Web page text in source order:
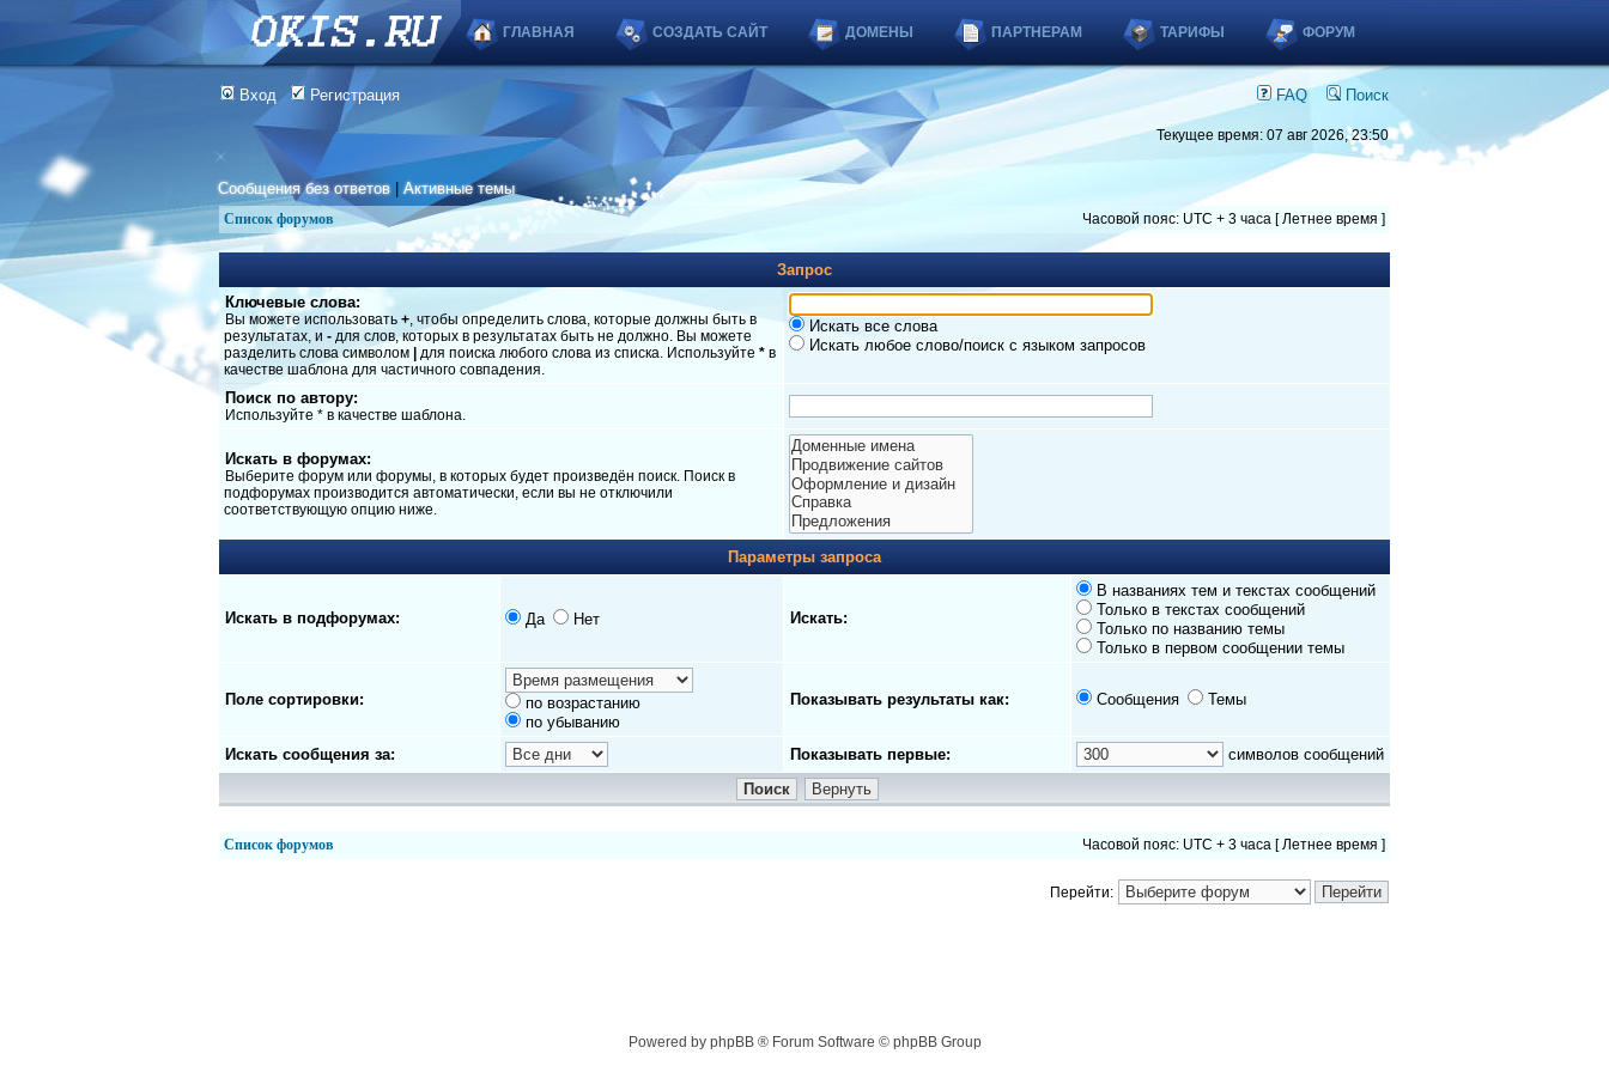
ГЛАВНАЯ СОЗДАТЬ САЙТ ДОМЕНЫ ПАРТНЕРАМ ТАРИФЫ ФОРУМ
Вход Регистрация FAQ Поиск
Текущее время: 07 авг 2026, 23:50
Сообщения без ответов |Активные темы
Список форумов Часовой пояс: UTC + 3 часа [ Летнее время ]
Запрос
Ключевые слова:
Вы можете использовать +, чтобы определить слова, которые должны быть в
результатах, и - для слов, которых в результатах быть не должно. Вы можете
разделить слова символом
для поиска любого слова из списка. Используйте * в
качестве шаблона для частичного совпадения.
Искать все слова
Искать любое слово/поиск с языком запросов
Поиск по автору:
Используйте * в качестве шаблона.
Искать в форумах:
Выберите форум или форумы, в которых будет произведён поиск. Поиск в
подфорумах производится автоматически, если вы не отключили
соответствующую опцию ниже.
Параметры запроса
Искать в подфорумах: Да Нет Искать:
В названиях тем и текстах сообщений
Только в текстах сообщений
Только по названию темы
Только в первом сообщении темы
Поле сортировки:
по возрастанию
по убыванию
Показывать результаты как: Сообщения Темы
Искать сообщения за: Показывать первые: символов сообщений
Список форумов Часовой пояс: UTC + 3 часа [ Летнее время ]
Перейти:
Powered by phpBB ® Forum Software © phpBB Group